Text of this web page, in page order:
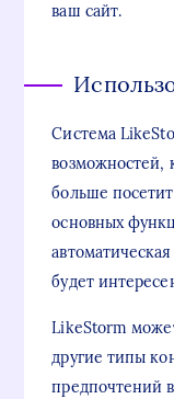
ваш сайт.
Система
возможностей,
больше
основных
будет
LikeStorm
другие типы
предпочтений